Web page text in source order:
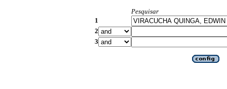
Pesquisar
1
2
3